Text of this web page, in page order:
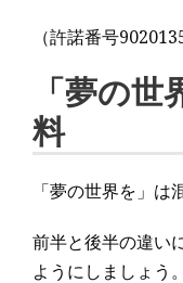
（許諾番号
「夢の
料
「夢の世界を」は
前半と後半の違い
ようにしましょう。